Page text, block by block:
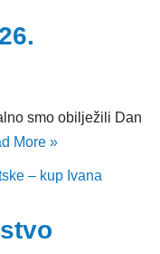
smo obilježili Dan
More »